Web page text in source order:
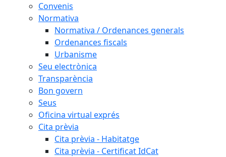
Convenis
Normativa
Normativa / Ordenances generals
Ordenances fiscals
Urbanisme
Seu electrònica
Transparència
Bon govern
Seus
Oficina virtual exprés
Cita prèvia
Cita prèvia - Habitatge
Cita prèvia - Certificat IdCat